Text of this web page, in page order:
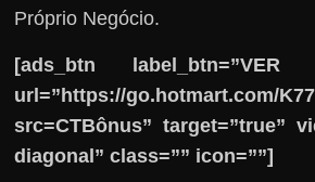
Próprio Negócio.
[ads_btn label_btn=”VER
url=”https://go.hotmart.com/
src=CTBônus” target=”true”
diagonal” class=”” icon=””]